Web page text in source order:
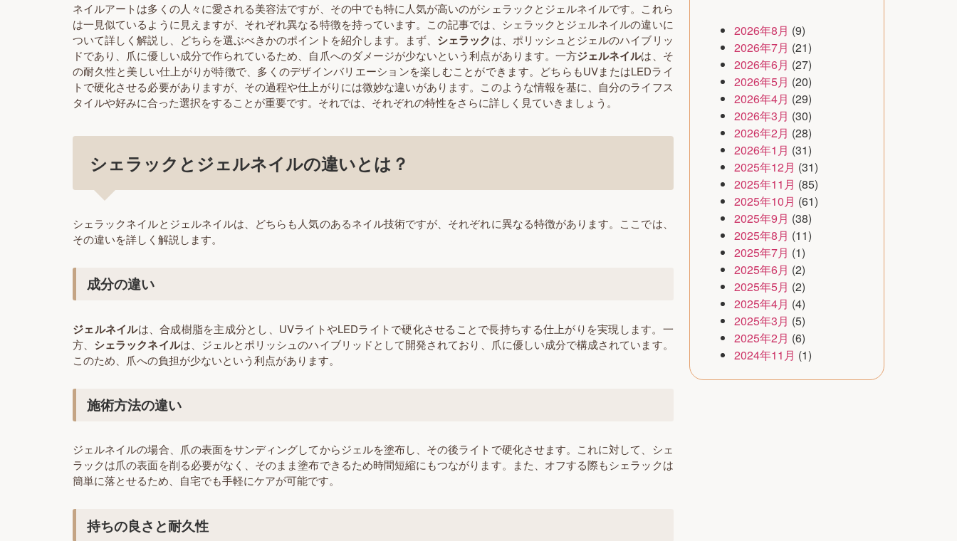
ネイルアートは多くの人々に愛される美容法ですが、その中でも特に人気が高いのがシェラックとジェルネイルです。これら
は一見似ているように見えますが、それぞれ異なる特徴を持っています。この記事では、シェラックとジェルネイルの違いに
ついて詳しく解説し、どちらを選ぶべきかのポイントを紹介します。まず、 シェラックは、ポリッシュとジェルのハイブリッ
ドであり、爪に優しい成分で作られているため、自爪へのダメージが少ないという利点があります。一方ジェルネイルは、そ
の耐久性と美しい仕上がりが特徴で、多くのデザインバリエーションを楽しむことができます。どちらもUVまたはLEDライ
トで硬化させる必要がありますが、その過程や仕上がりには微妙な違いがあります。このような情報を基に、自分のライフス
タイルや好みに合った選択をすることが重要です。それでは、それぞれの特性をさらに詳しく見ていきましょう。
シェラックとジェルネイルの違いとは？
シェラックネイルとジェルネイルは、どちらも人気のあるネイル技術ですが、それぞれに異なる特徴があります。ここでは、
その違いを詳しく解説します。
成分の違い
ジェルネイルは、合成樹脂を主成分とし、UVライトやLEDライトで硬化させることで長持ちする仕上がりを実現します。一
方、 シェラックネイルは、ジェルとポリッシュのハイブリッドとして開発されており、爪に優しい成分で構成されています。
このため、爪への負担が少ないという利点があります。
施術方法の違い
ジェルネイルの場合、爪の表面をサンディングしてからジェルを塗布し、その後ライトで硬化させます。これに対して、シェ
ラックは爪の表面を削る必要がなく、そのまま塗布できるため時間短縮にもつながります。また、オフする際もシェラックは
簡単に落とせるため、自宅でも手軽にケアが可能です。
持ちの良さと耐久性
2026年8月 (9)
2026年7月 (21)
2026年6月 (27)
2026年5月 (20)
2026年4月 (29)
2026年3月 (30)
2026年2月 (28)
2026年1月 (31)
2025年12月 (31)
2025年11月 (85)
2025年10月 (61)
2025年9月 (38)
2025年8月 (11)
2025年7月 (1)
2025年6月 (2)
2025年5月 (2)
2025年4月 (4)
2025年3月 (5)
2025年2月 (6)
2024年11月 (1)